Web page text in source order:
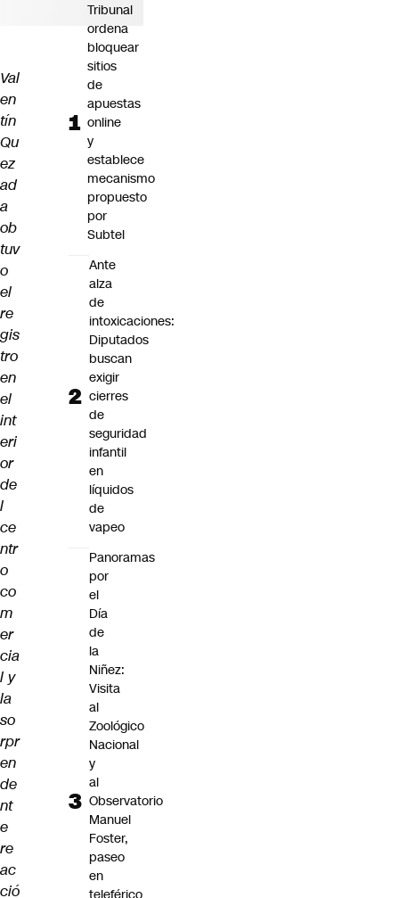
Val
en
tín
Qu
ez
ad
a
ob
tuv
o
el
re
gis
tro
en
el
int
eri
or
de
l
ce
ntr
o
co
m
er
cia
l y
la
so
rpr
en
de
nt
e
re
ac
ció
Tribunal
ordena
bloquear
sitios
de
apuestas
online
y
establece
mecanismo
propuesto
por
Subtel
Ante
alza
de
intoxicaciones:
Diputados
buscan
exigir
cierres
de
seguridad
infantil
en
líquidos
de
vapeo
Panoramas
por
el
Día
de
la
Niñez:
Visita
al
Zoológico
Nacional
y
al
Observatorio
Manuel
Foster,
paseo
en
teleférico